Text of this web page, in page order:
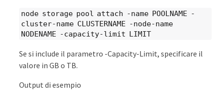
node storage pool attach -name POOLNAME -
cluster-name CLUSTERNAME -node-name
NODENAME -capacity-limit LIMIT
Se si include il parametro -Capacity-Limit, specificare il
valore in GB o TB.
Output di esempio